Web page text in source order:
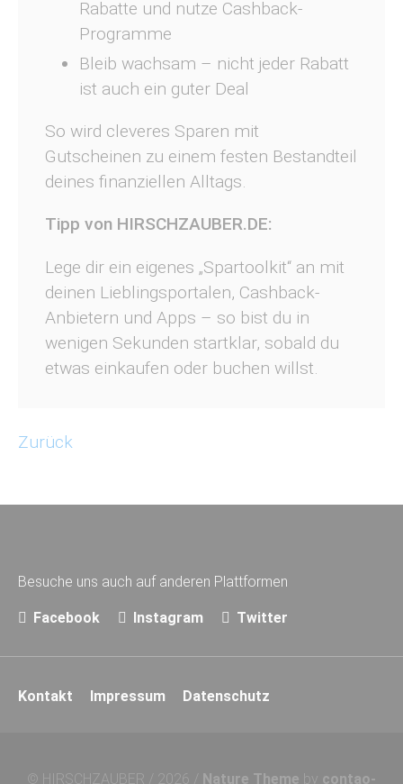
Rabatte und nutze Cashback-
Programme
Bleib wachsam – nicht jeder Rabatt
ist auch ein guter Deal
So wird cleveres Sparen mit
Gutscheinen zu einem festen Bestandteil
deines finanziellen Alltags.
Tipp von HIRSCHZAUBER.DE:
Lege dir ein eigenes „Spartoolkit“ an mit
deinen Lieblingsportalen, Cashback-
Anbietern und Apps – so bist du in
wenigen Sekunden startklar, sobald du
etwas einkaufen oder buchen willst.
Zurück
Besuche uns auch auf anderen Plattformen
Facebook Instagram Twitter
überspringen
Kontakt Impressum Datenschutz
© HIRSCHZAUBER / 2026 / Nature Theme by contao-